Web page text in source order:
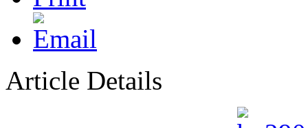
Article Details